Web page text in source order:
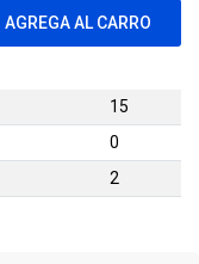
AGREGA AL CARRO
15
0
2